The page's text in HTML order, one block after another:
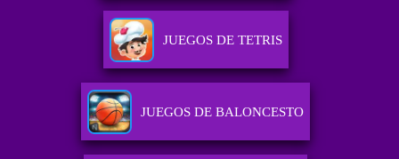
JUEGOS DE TETRIS
JUEGOS DE BALONCESTO